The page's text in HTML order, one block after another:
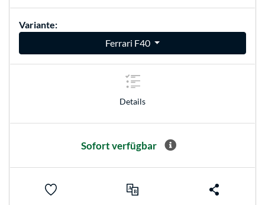
Variante:
Ferrari F40
Details
Sofort verfügbar